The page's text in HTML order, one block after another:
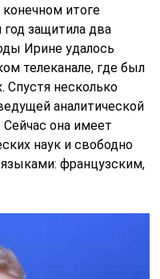
итоге
защитила два
Ирине удалось
телеканале, где был
Спустя несколько
аналитической
она имеет
наук и свободно
французским,